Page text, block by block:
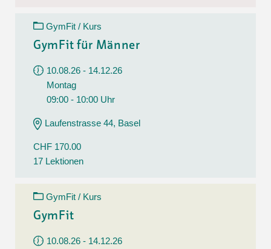
GymFit / Kurs
GymFit für Männer
10.08.26 - 14.12.26
Montag
09:00 - 10:00 Uhr
Laufenstrasse 44, Basel
CHF 170.00
17 Lektionen
GymFit / Kurs
GymFit
10.08.26 - 14.12.26